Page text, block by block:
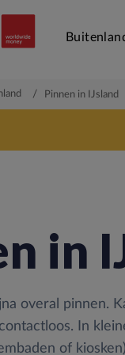
/ Pinnen in IJsland
in
overal pinnen.
In
of